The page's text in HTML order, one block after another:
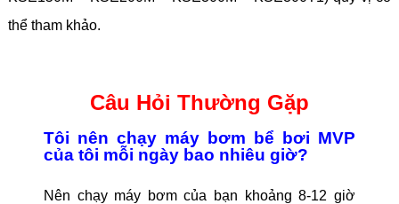
thể tham khảo.
Câu Hỏi Thường Gặp
Tôi nên chạy máy bơm bể bơi MVP
của tôi mỗi ngày bao nhiêu giờ?
Nên chạy máy bơm của bạn khoảng 8-12 giờ